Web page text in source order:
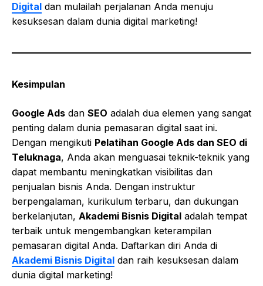
Digital dan mulailah perjalanan Anda menuju
kesuksesan dalam dunia digital marketing!
Kesimpulan
Google Ads dan SEO adalah dua elemen yang sangat
penting dalam dunia pemasaran digital saat ini.
Dengan mengikuti Pelatihan Google Ads dan SEO di
Teluknaga, Anda akan menguasai teknik-teknik yang
dapat membantu meningkatkan visibilitas dan
penjualan bisnis Anda. Dengan instruktur
berpengalaman, kurikulum terbaru, dan dukungan
berkelanjutan, Akademi Bisnis Digital adalah tempat
terbaik untuk mengembangkan keterampilan
pemasaran digital Anda. Daftarkan diri Anda di
Akademi Bisnis Digital dan raih kesuksesan dalam
dunia digital marketing!